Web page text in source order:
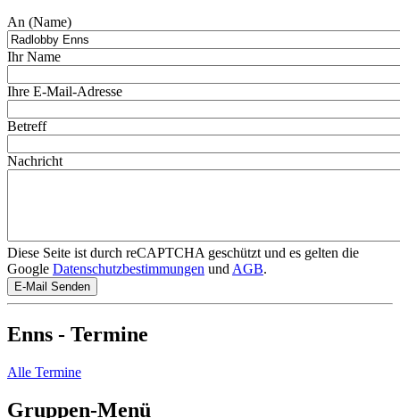
An (Name)
Ihr Name
Ihre E-Mail-Adresse
Betreff
Nachricht
Diese Seite ist durch reCAPTCHA geschützt und es gelten die
Google Datenschutzbestimmungen und AGB.
E-Mail Senden
Enns - Termine
Alle Termine
Gruppen-Menü